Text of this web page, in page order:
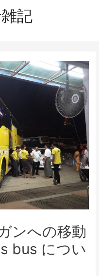
記
ンへの移動
bus につい